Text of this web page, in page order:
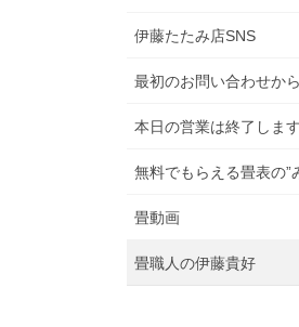
伊藤たたみ店SNS
最初のお問い合わせか
本日の営業は終了します
無料でもらえる畳表の”
畳動画
畳職人の伊藤貴好